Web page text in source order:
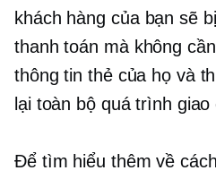
khách hàng của bạn sẽ
thanh toán mà không
thông tin thẻ của họ và
lại toàn bộ quá trình giao
Để tìm hiểu thêm về